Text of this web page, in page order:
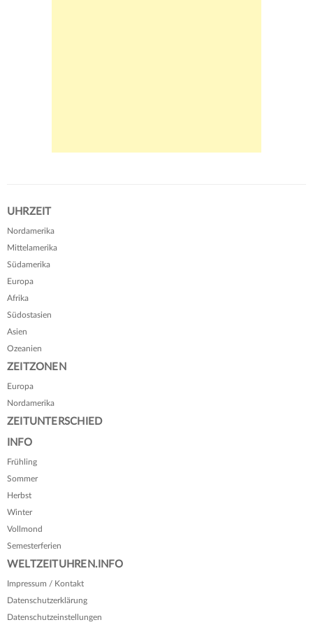
UHRZEIT
Nordamerika
Mittelamerika
Südamerika
Europa
Afrika
Südostasien
Asien
Ozeanien
ZEITZONEN
Europa
Nordamerika
ZEITUNTERSCHIED
INFO
Frühling
Sommer
Herbst
Winter
Vollmond
Semesterferien
WELTZEITUHREN.INFO
Impressum / Kontakt
Datenschutzerklärung
Datenschutzeinstellungen